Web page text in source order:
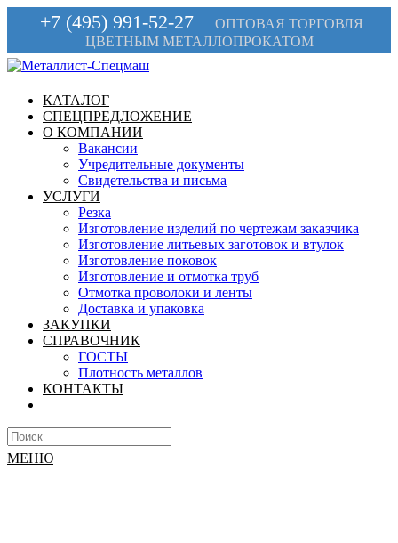
+7 (495) 991-52-27
ОПТОВАЯ ТОРГОВЛЯ
ЦВЕТНЫМ МЕТАЛЛОПРОКАТОМ
КАТАЛОГ
СПЕЦПРЕДЛОЖЕНИЕ
О КОМПАНИИ
Вакансии
Учредительные документы
Свидетельства и письма
УСЛУГИ
Резка
Изготовление изделий по чертежам заказчика
Изготовление литьевых заготовок и втулок
Изготовление поковок
Изготовление и отмотка труб
Отмотка проволоки и ленты
Доставка и упаковка
ЗАКУПКИ
СПРАВОЧНИК
ГОСТЫ
Плотность металлов
КОНТАКТЫ
МЕНЮ